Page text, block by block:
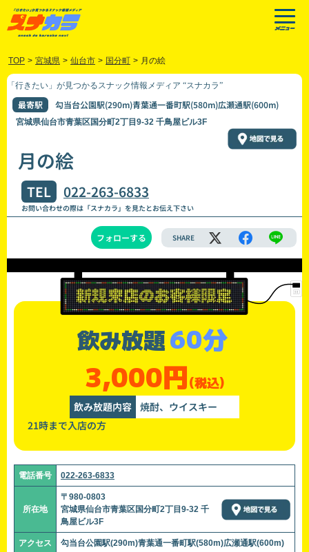
TOP > 宮城県 > 仙台市 > 国分町 > 月の絵
「行きたい」が見つかるスナック情報メディア “スナカラ”
最寄駅 勾当台公園駅(290m)青葉通一番町駅(580m)広瀬通駅(600m)
宮城県仙台市青葉区国分町2丁目9-32 千鳥屋ビル3F
月の絵
TEL 022-263-6833
お問い合わせの際は「スナカラ」を見たとお伝え下さい
フォローする SHARE
飲み放題60分
3,000円(税込)
飲み放題内容 焼酎、ウイスキー
21時まで入店の方
電話番号 022-263-6833
所在地
〒980-0803
宮城県仙台市青葉区国分町2丁目9-32 千
鳥屋ビル3F
アクセス 勾当台公園駅(290m)青葉通一番町駅(580m)広瀬通駅(600m)